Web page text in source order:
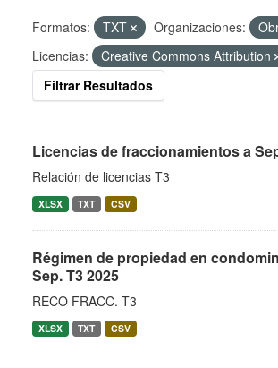
Formatos: TXT Organizaciones:
Licencias:
Creative Commons Attribution
Filtrar Resultados
Licencias de fraccionamientos a
Relación de licencias T3
XLSX TXT CSV
Régimen de propiedad en
Sep. T3 2025
RECO FRACC. T3
XLSX TXT CSV